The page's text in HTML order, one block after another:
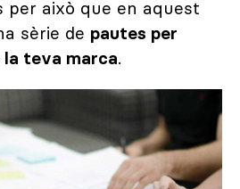
per això que en aquest
sèrie de pautes per
la teva marca.